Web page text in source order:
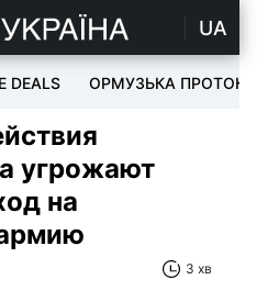
UA
DEALS ОРМУЗЬКА ПРОТОКА
угрожают
на
3 хв